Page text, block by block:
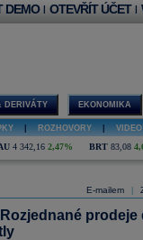
DEMO | OTEVŘÍT ÚČET |
DERIVÁTY EKONOMIKA
ROZHOVORY VIDEO
4 342,16 2,47% BRT 83,08
E-mailem